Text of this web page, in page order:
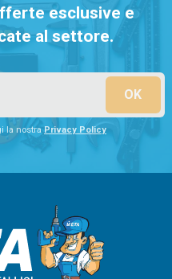
esclusive e
al settore.
la nostraPrivacy Policy